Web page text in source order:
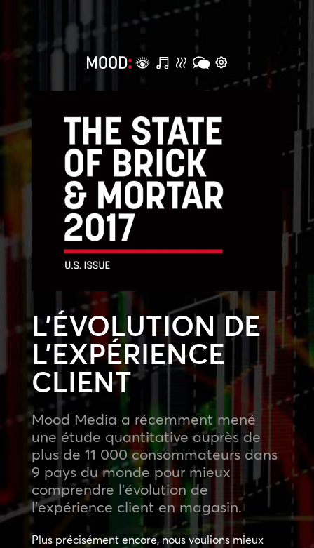
L’ÉVOLUTION DE
L’EXPÉRIENCE
CLIENT
Mood Media a récemment mené
une étude quantitative auprès de
plus de 11 000 consommateurs dans
9 pays du monde pour mieux
comprendre l’évolution de
l’expérience client en magasin.
Plus précisément encore, nous voulions mieux